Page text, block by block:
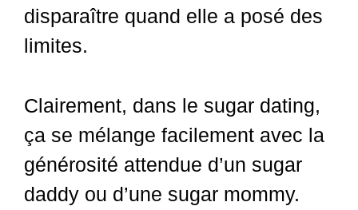
disparaître quand elle a posé des
limites.
Clairement, dans le sugar dating,
ça se mélange facilement avec la
générosité attendue d’un sugar
daddy ou d’une sugar mommy.